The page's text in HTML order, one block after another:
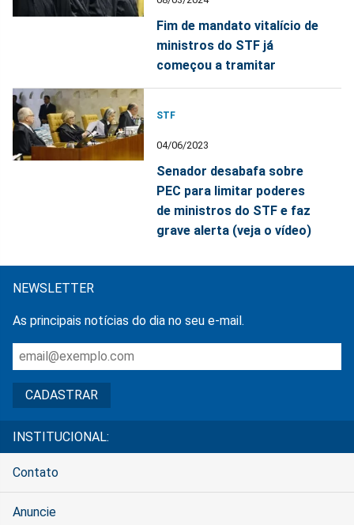
Fim de mandato vitalício de
ministros do STF já
começou a tramitar
STF
04/06/2023
Senador desabafa sobre
PEC para limitar poderes
de ministros do STF e faz
grave alerta (veja o vídeo)
NEWSLETTER
As principais notícias do dia no seu e-mail.
INSTITUCIONAL:
Contato
Anuncie